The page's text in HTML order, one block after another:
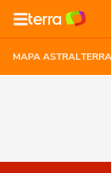
MAPA ASTRAL